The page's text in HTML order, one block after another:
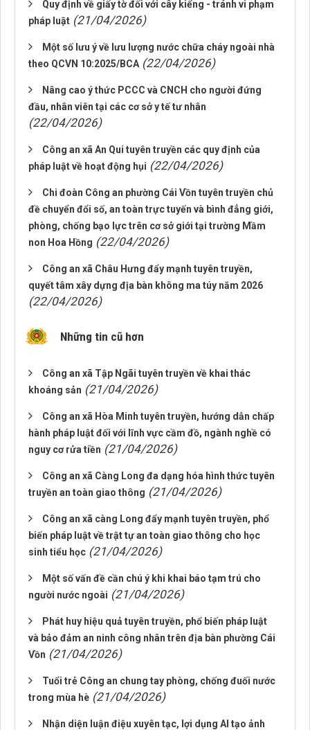
Quy định về giấy tờ đối với cây kiểng - tránh vi phạm
pháp luật (21/04/2026)
Một số lưu ý về lưu lượng nước chữa cháy ngoài nhà
theo QCVN 10:2025/BCA (22/04/2026)
Nâng cao ý thức PCCC và CNCH cho người đứng
đầu, nhân viên tại các cơ sở y tế tư nhân
(22/04/2026)
Công an xã An Qui tuyên truyền các quy định của
pháp luật về hoạt động hụi (22/04/2026)
Chi đoàn Công an phường Cái Vồn tuyên truyền chủ
đề chuyển đổi số, an toàn trực tuyến và bình đẳng giới,
phòng, chống bạo lực trên cơ sở giới tại trường Mầm
non Hoa Hồng (22/04/2026)
Công an xã Châu Hưng đẩy mạnh tuyên truyền,
quyết tâm xây dựng địa bàn không ma túy năm 2026
(22/04/2026)
Những tin cũ hơn
Công an xã Tập Ngãi tuyên truyền về khai thác
khoáng sản (21/04/2026)
Công an xã Hòa Minh tuyên truyền, hướng dẫn chấp
hành pháp luật đối với lĩnh vực cầm đồ, ngành nghề có
nguy cơ rửa tiền (21/04/2026)
Công an xã Càng Long đa dạng hóa hình thức tuyên
truyền an toàn giao thông (21/04/2026)
Công an xã càng Long đẩy mạnh tuyên truyền, phổ
biến pháp luật về trật tự an toàn giao thông cho học
sinh tiểu học (21/04/2026)
Một số vấn đề cần chú ý khi khai báo tạm trú cho
người nước ngoài (21/04/2026)
Phát huy hiệu quả tuyên truyền, phổ biến pháp luật
và bảo đảm an ninh công nhân trên địa bàn phường Cái
Vồn (21/04/2026)
Tuổi trẻ Công an chung tay phòng, chống đuối nước
trong mùa hè (21/04/2026)
Nhận diện luận điệu xuyên tạc, lợi dụng AI tạo ảnh